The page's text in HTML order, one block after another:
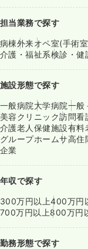
担当業務で探す
病棟外来オペ室(手術
介護・福祉系検診・健
施設形態で探す
一般病院大学病院一般
美容クリニック訪問看
介護老人保健施設有料
グループホームサ高住
企業
年収で探す
300万円以上400万円
700万円以上800万円
勤務形態で探す